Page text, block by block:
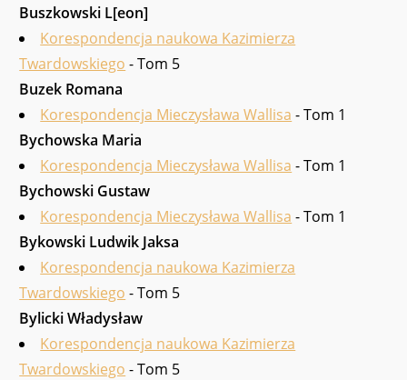
Buszkowski L[eon]
Korespondencja naukowa Kazimierza
Twardowskiego - Tom 5
Buzek Romana
Korespondencja Mieczysława Wallisa - Tom 1
Bychowska Maria
Korespondencja Mieczysława Wallisa - Tom 1
Bychowski Gustaw
Korespondencja Mieczysława Wallisa - Tom 1
Bykowski Ludwik Jaksa
Korespondencja naukowa Kazimierza
Twardowskiego - Tom 5
Bylicki Włady­sław
Korespondencja naukowa Kazimierza
Twardowskiego - Tom 5